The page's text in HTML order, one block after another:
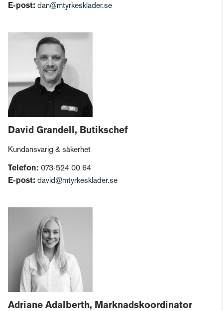
E-post: dan@mtyrkesklader.se
David Grandell, Butikschef
Kundansvarig & säkerhet
Telefon: 073-524 00 64
E-post: david@mtyrkesklader.se
Adriane Adalberth, Marknadskoordinator